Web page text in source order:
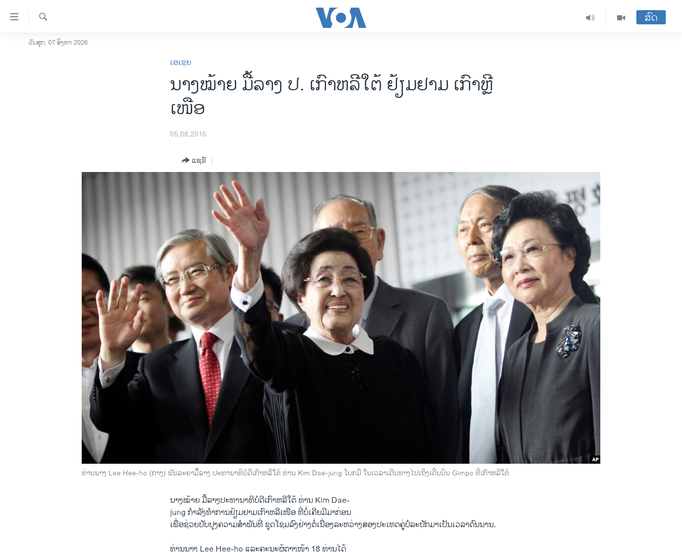
ລິ້ງ
ສຳຫລັບ
ໂຮມເພຈ
ຄົ້ນຫາ
ສົດ
ວັນສຸກ, 07 ສິງຫາ 2026
ເອເຊຍ
ນາງໝ້າຍ ​ມື້ລາງ ປ. ​ເກົາຫລີ​ໃຕ້ ຢ້ຽມຢາມ ເກົາຫຼີ
ເໜືອ
05,08,2015
ແຊຣ໌
ທ່ານນາງ Lee Hee-ho (ກາງ) ພັນລະຍາມື້ລາງ ປະທານາທິບໍດີເກົາຫລີໃຕ້ ທ່ານ Kim Dae-jung ໂບກມື ໃນເວລາເດີນທາງໄປເຖິງເດີ່ນບິນ Gimpo ທີ່ເກົາຫລີໃຕ້.
ນາງໝ້າຍ ​ມື້ລາງປະທານາທິບໍດີ​ເກົາຫລີ​ໃຕ້ ທ່ານ Kim Dae-
jung ກຳລັງ​ທຳ​ການ​ຢ້ຽມຢາມ​ເກົາຫລີ​ເໜືອ ທີ່​ບໍ່​ເຄີຍມີ​ມາ​ກ່ອນ
​ເພື່ອ​ຊ່ວຍ​ປັບປຸງ​ຄວາມສຳພັນທີ່ ຊຸດໂຊມ​ລົງຢ່າງຕໍ່ເນື່ອງລະ​ຫວ່າງສອງປະເທດຄູ່ປໍລະປັກມາເປັນເວລາດົນ​ນານ.